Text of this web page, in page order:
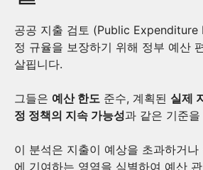
공공 지출 검토 (Public Expenditure
정 규율을 보장하기 위해 정부 예산
살핍니다.
그들은 예산 한도 준수, 계획된 실제
정 정책의 지속 가능성과 같은 기준
이 분석은 지출이 예상을 초과하거나
에 기여하는 영역을 식별하여 예산